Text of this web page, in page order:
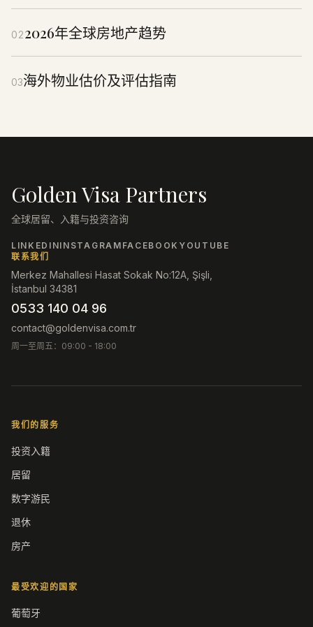
022026年全球房地产趋势
03海外物业估价及评估指南
Golden Visa Partners
全球居留、入籍与投资咨询
LINKEDININSTAGRAM FACEBOOK YOUTUBE
联系我们
Merkez Mahallesi Hasat Sokak No:12A, Şişli,
İstanbul 34381
0533 140 04 96
contact@goldenvisa.com.tr
周一至周五：09:00 - 18:00
我们的服务
投资入籍
居留
数字游民
退休
房产
最受欢迎的国家
葡萄牙